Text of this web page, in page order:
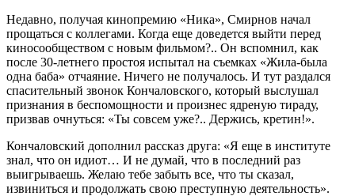
Недавно, получая кинопремию «Ника», Смирнов начал
прощаться с коллегами. Когда еще доведется выйти перед
киносообществом с новым фильмом?.. Он вспомнил, как
после 30-летнего простоя испытал на съемках «Жила-была
одна баба» отчаяние. Ничего не получалось. И тут раздался
спасительный звонок Кончаловского, который выслушал
признания в беспомощности и произнес ядреную тираду,
призвав очнуться: «Ты совсем уже?.. Держись, кретин!».
Кончаловский дополнил рассказ друга: «Я еще в институте
знал, что он идиот… И не думай, что в последний раз
выигрываешь. Желаю тебе забыть все, что ты сказал,
извиниться и продолжать свою преступную деятельность».